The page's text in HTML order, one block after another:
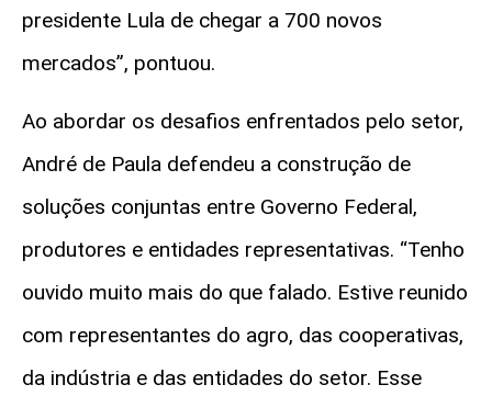
presidente Lula de chegar a 700 novos
mercados”, pontuou.
Ao abordar os desafios enfrentados pelo setor,
André de Paula defendeu a construção de
soluções conjuntas entre Governo Federal,
produtores e entidades representativas. “Tenho
ouvido muito mais do que falado. Estive reunido
com representantes do agro, das cooperativas,
da indústria e das entidades do setor. Esse